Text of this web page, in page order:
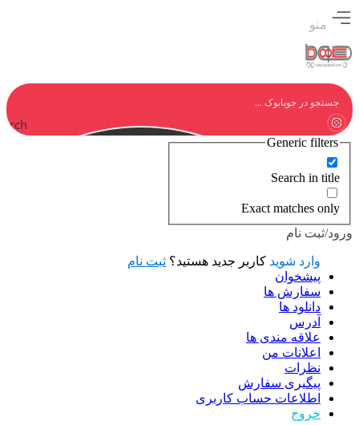
منو
Generic filters
Search in title
Exact matches only
ورود/ثبت نام
وارد شوید کاربر جدید هستید؟ ثبت نام
پیشخوان
سفارش ها
دانلود ها
آدرس
علاقه مندی ها
اعلانات من
نظرات
پیگیری سفارش
اطلاعات حساب كاربری
خروج